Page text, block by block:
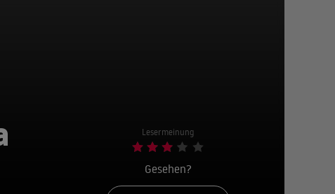
Lesermeinung
Gesehen?